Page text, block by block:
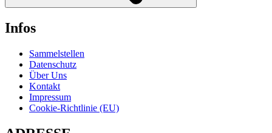
Infos
Sammelstellen
Datenschutz
Über Uns
Kontakt
Impressum
Cookie-Richtlinie (EU)